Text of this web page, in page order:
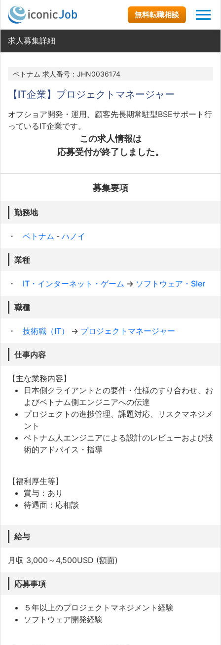
無料転職相談
求人募集詳細
ベトナム 求人番号：JHN0036174
【IT企業】プロジェクトマネージャー
オフショア開発・運用、顧客先長期常駐型BSEサポート行
っているIT企業です。
この求人情報は
応募受付が終了しました。
募集要項
勤務地
ベトナム - ハノイ
業種
IT・インターネット・ゲーム → ソフトウェア・SIer
職種
技術職（IT） → プロジェクトマネージャー
仕事内容
【主な業務内容】
日本側クライアントとの要件・仕様のすり合わせ、お
よびベトナム側エンジニアへの伝達
プロジェクトの進捗管理、課題対応、リスクマネジメ
ント
ベトナム人エンジニアによる設計のレビューおよび技
術的アドバイス・指導
【福利厚生等】
賞与：あり
待遇面：応相談
給与
月収 3,000～4,500USD (額面)
応募事項
５年以上のプロジェクトマネジメント経験
ソフトウェア開発経験